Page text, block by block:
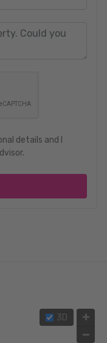
details and I
3D